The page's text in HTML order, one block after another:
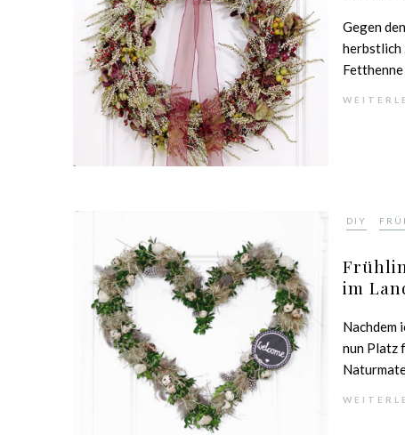
Gegen
herbstlich
DIY
im
Nachdem
nun Platz